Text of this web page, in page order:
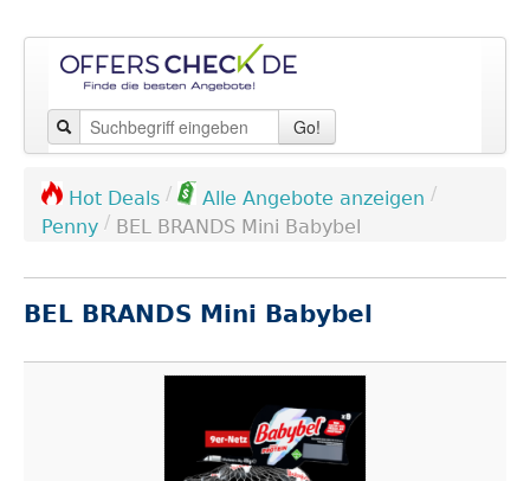
Go!
Hot Deals / Alle Angebote anzeigen /
Penny / BEL BRANDS Mini Babybel
BEL BRANDS Mini Babybel